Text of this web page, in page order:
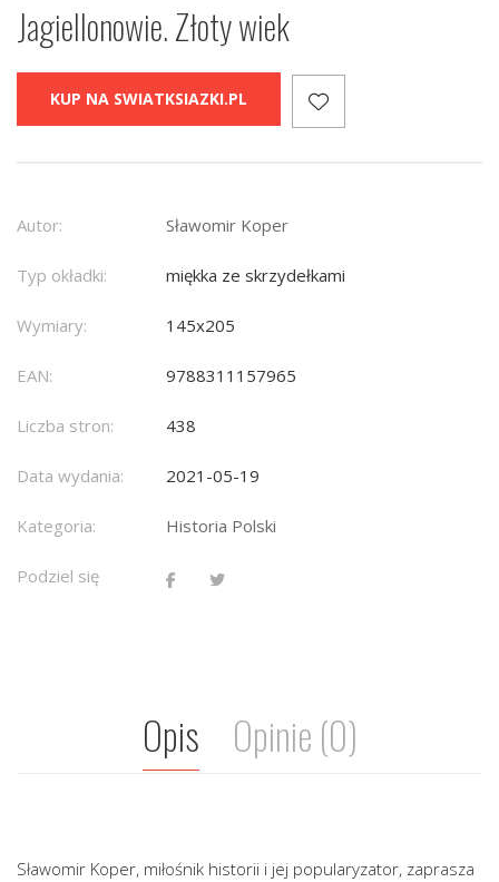
Jagiellonowie. Złoty wiek
KUP NA SWIATKSIAZKI.PL
Autor: Sławomir Koper
Typ okładki: miękka ze skrzydełkami
Wymiary: 145x205
EAN: 9788311157965
Liczba stron: 438
Data wydania: 2021-05-19
Kategoria: Historia Polski
Podziel się
Opis Opinie (0)
Sławomir Koper, miłośnik historii i jej popularyzator, zaprasza